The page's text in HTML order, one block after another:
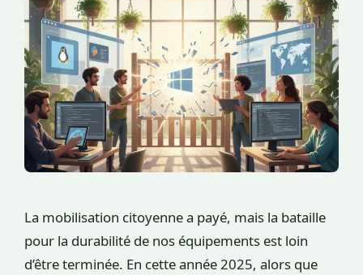
La mobilisation citoyenne a payé, mais la bataille
pour la durabilité de nos équipements est loin
d’être terminée. En cette année 2025, alors que